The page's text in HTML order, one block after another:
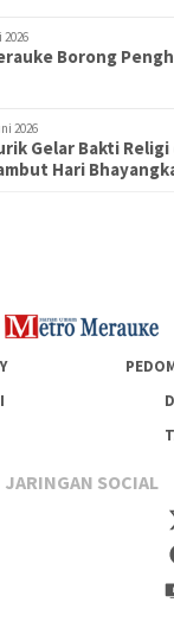
2026
Borong
2026
Gelar Bakti Religi
Hari
Didik, TK Yapis
JARINGAN SOCIAL